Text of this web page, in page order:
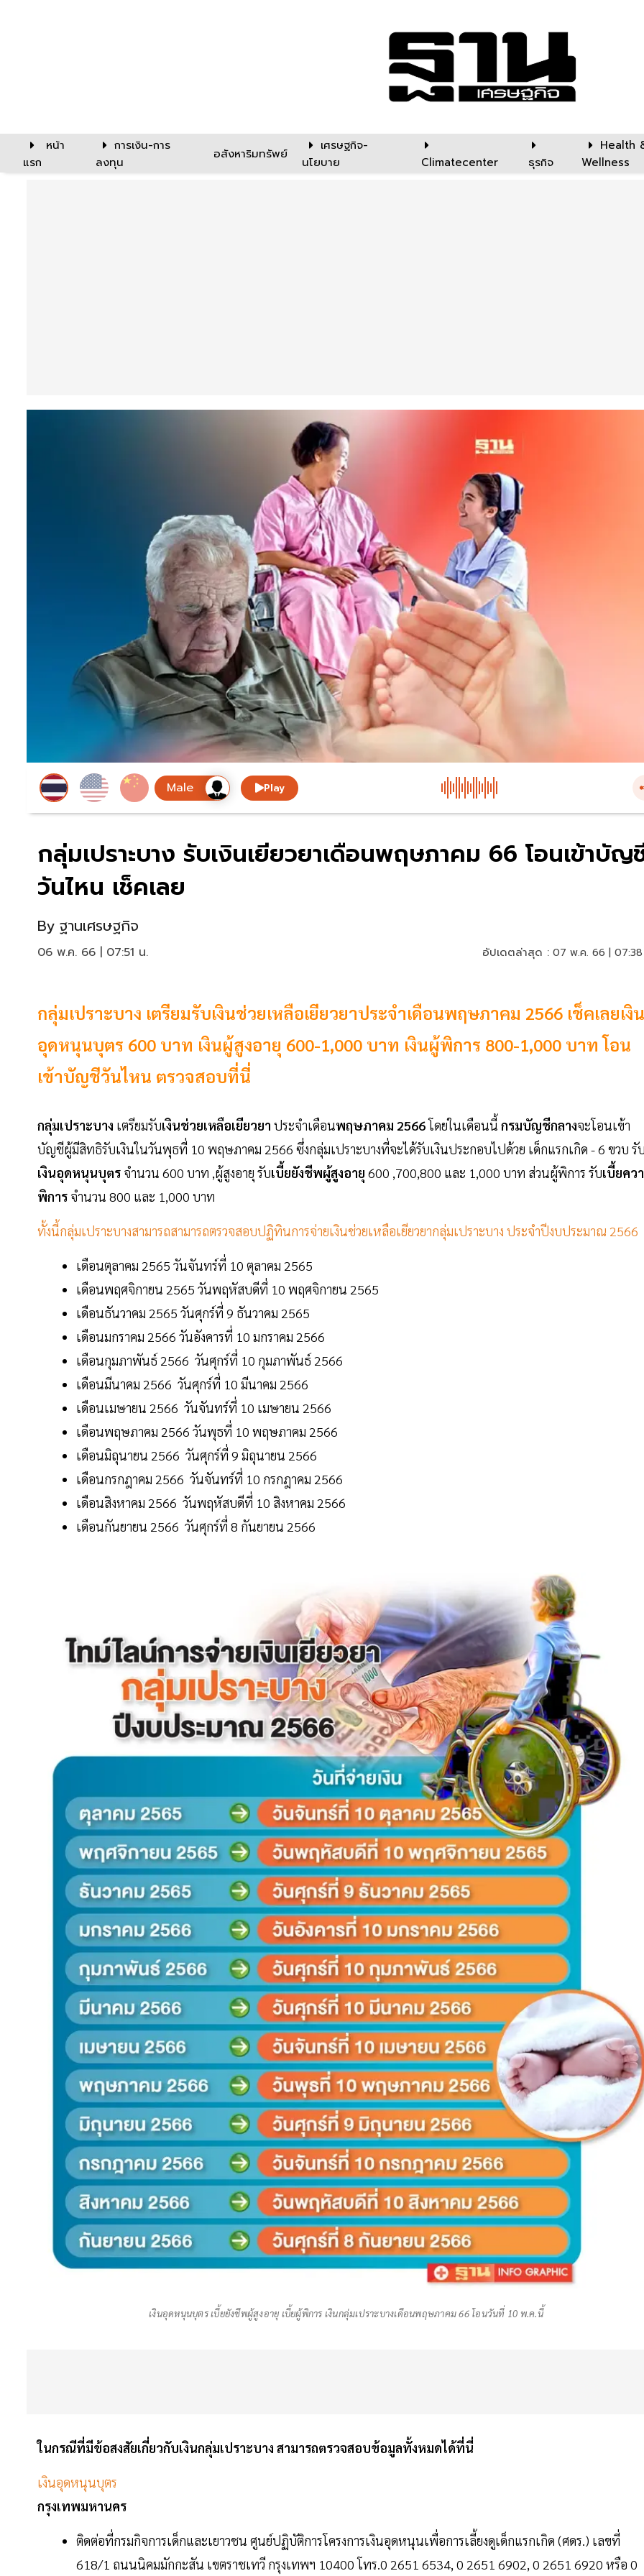
หน้า
แรก
การเงิน-การ
ลงทุน
อสังหาริมทรัพย์
เศรษฐกิจ-
นโยบาย
Climatecenter ธุรกิจ
Health
Wellness
Play
กลุ่มเปราะบาง รับเงินเยียวยาเดือนพฤษภาคม 66 โอนเข้าบัญ
วันไหน เช็คเลย
By ฐานเศรษฐกิจ
06 พ.ค. 66 | 07:51 น. อัปเดตล่าสุด : 07 พ.ค. 66 | 07:38
กลุ่มเปราะบาง เตรียมรับเงินช่วยเหลือเยียวยาประจำเดือนพฤษภาคม 2566 เช็คเลยเงิน
อุดหนุนบุตร 600 บาท เงินผู้สูงอายุ 600-1,000 บาท เงินผู้พิการ 800-1,000 บาท โอน
เข้าบัญชีวันไหน ตรวจสอบที่นี่
กลุ่มเปราะบาง เตรียมรับเงินช่วยเหลือเยียวยา ประจำเดือนพฤษภาคม 2566โดยในเดือนนี้ กรมบัญชีกลางจะโอนเข้า
บัญชีผู้มีสิทธิรับเงินในวันพุธที่ 10 พฤษภาคม 2566 ซึ่งกลุ่มเปราะบางที่จะได้รับเงินประกอบไปด้วย เด็กแรกเกิด - 6 ขวบ รับ
เงินอุดหนุนบุตร จำนวน 600 บาท ,ผู้สูงอายุ รับเบี้ยยังชีพผู้สูงอายุ 600 ,700,800 และ 1,000 บาท ส่วนผู้พิการ รับเบี้ยคว
พิการ จำนวน 800 และ 1,000 บาท
ทั้งนี้กลุ่มเปราะบางสามารถสามารถตรวจสอบปฏิทินการจ่ายเงินช่วยเหลือเยียวยากลุ่มเปราะบาง ประจำปีงบประมาณ 2566
เดือนตุลาคม 2565 วันจันทร์ที่ 10 ตุลาคม 2565
เดือนพฤศจิกายน 2565 วันพฤหัสบดีที่ 10 พฤศจิกายน 2565
เดือนธันวาคม 2565 วันศุกร์ที่ 9 ธันวาคม 2565
เดือนมกราคม 2566 วันอังคารที่ 10 มกราคม 2566
เดือนกุมภาพันธ์ 2566 วันศุกร์ที่ 10 กุมภาพันธ์ 2566
เดือนมีนาคม 2566 วันศุกร์ที่ 10 มีนาคม 2566
เดือนเมษายน 2566 วันจันทร์ที่ 10 เมษายน 2566
เดือนพฤษภาคม 2566 วันพุธที่ 10 พฤษภาคม 2566
เดือนมิถุนายน 2566 วันศุกร์ที่ 9 มิถุนายน 2566
เดือนกรกฎาคม 2566 วันจันทร์ที่ 10 กรกฎาคม 2566
เดือนสิงหาคม 2566 วันพฤหัสบดีที่ 10 สิงหาคม 2566
เดือนกันยายน 2566 วันศุกร์ที่ 8 กันยายน 2566
เงินอุดหนุนบุตร เบี้ยยังชีพผู้สูงอายุ เบี้ยผู้พิการ เงินกลุ่มเปราะบางเดือนพฤษภาคม 66 โอนวันที่ 10 พ.ค.นี้
ในกรณีที่มีข้อสงสัยเกี่ยวกับเงินกลุ่มเปราะบาง สามารถตรวจสอบข้อมูลทั้งหมดได้ที่นี่
เงินอุดหนุนบุตร
กรุงเทพมหานคร
ติดต่อที่กรมกิจการเด็กและเยาวชน ศูนย์ปฏิบัติการโครงการเงินอุดหนุนเพื่อการเลี้ยงดูเด็กแรกเกิด (ศดร.) เลขที่
618/1 ถนนนิคมมักกะสัน เขตราชเทวี กรุงเทพฯ 10400 โทร.0 2651 6534, 0 2651 6902, 0 2651 6920 หรือ 0